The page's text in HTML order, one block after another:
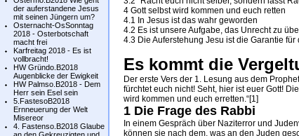
der auferstandene Jesus
mit seinen Jüngern um?
Osternacht-OsSonntag
2018 - Osterbotschaft
macht frei
Karfreitag 2018 - Es ist
vollbracht!
HW Gründo.B2018
Augenblicke der Ewigkeit
HW Palmso.B2018 - Dem
Herr sein Esel sein
5.FastesoB2018
Ernneuerung der Welt
Misereor
4. Fastenso.B2018 Glaube
4 Gott selbst wird kommen und euch retten
4.1 In Jesus ist das wahr geworden
4.2 Es ist unsere Aufgabe, das Unrecht zu
4.3 Die Auferstehung Jesu ist die Garantie
Es kommt die
Der erste Vers der 1. Lesung aus dem
fürchtet euch nicht! Seht, hier ist euer Gott!
wird kommen und euch erretten.“[1]
1 Die Frage des Rabbi
In einem Gespräch über Naziterror und
können sie nach dem, was an den Juden